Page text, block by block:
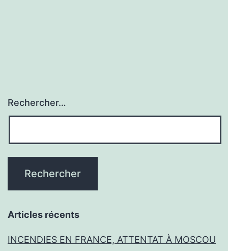
Rechercher…
Articles récents
INCENDIES EN FRANCE, ATTENTAT À MOSCOU